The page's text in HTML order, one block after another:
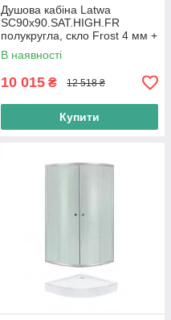
Душова кабіна Latwa
SC90x90.SAT.HIGH.FR
полукругла, скло Frost 4 мм +
Душовий піддон KAPIELKA
ST90x90x41, з
В наявності
10 015 ₴ 12 518 ₴
Купити